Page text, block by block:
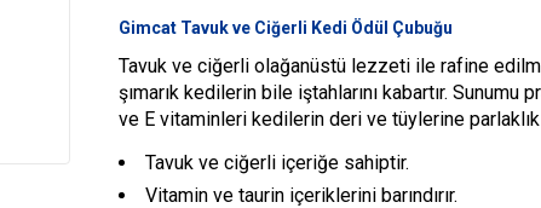
Gimcat Tavuk ve Ciğerli Kedi Ödül Çubuğu
Tavuk ve ciğerli olağanüstü lezzeti ile rafine
şımarık kedilerin bile iştahlarını kabartır. Sunumu
ve E vitaminleri kedilerin deri ve tüylerine
Tavuk ve ciğerli içeriğe sahiptir.
Vitamin ve taurin içeriklerini barındırır.